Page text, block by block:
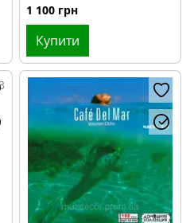
1 100 грн
Купити